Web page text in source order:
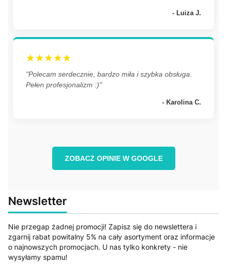
- Luiza J.
★★★★★
"Polecam serdecznie, bardzo miła i szybka obsługa.
Pełen profesjonalizm :)"
- Karolina C.
ZOBACZ OPINIE W GOOGLE
Newsletter
Nie przegap żadnej promocji! Zapisz się do newslettera i
zgarnij rabat powitalny 5% na cały asortyment oraz informacje
o najnowszych promocjach. U nas tylko konkrety - nie
wysyłamy spamu!